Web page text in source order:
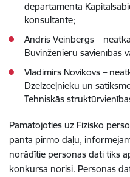
departamenta
konsultante;
Andris Veinbergs –
Būvinženieru savienības
Vladimirs Novikovs –
Dzelzceļnieku un
Tehniskās
Pamatojoties uz Fizisko
panta pirmo daļu,
norādītie personas dati tiks
konkursa norisi. Personas